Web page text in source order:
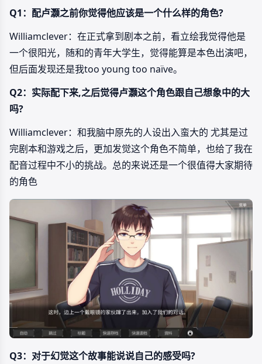
Q1：配卢灏之前你觉得他应该是一个什么样的角色?
Williamclever：在正式拿到剧本之前，看立绘我觉得他是
一个很阳光，随和的青年大学生，觉得能算是本色出演吧，
但后面发现还是我too young too naïve。
Q2：实际配下来,之后觉得卢灏这个角色跟自己想象中的大
吗?
Williamclever：和我脑中原先的人设出入蛮大的 尤其是过
完剧本和游戏之后，更加发觉这个角色不简单，也给了我在
配音过程中不小的挑战。总的来说还是一个很值得大家期待
的角色
Q3：对于幻觉这个故事能说说自己的感受吗?